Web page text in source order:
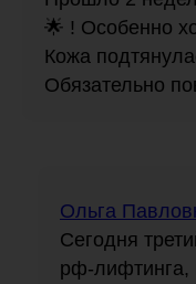
🌟 ! Особенно
Кожа
Обязательно
Ольга
Сегодня
рф-лифтинга,